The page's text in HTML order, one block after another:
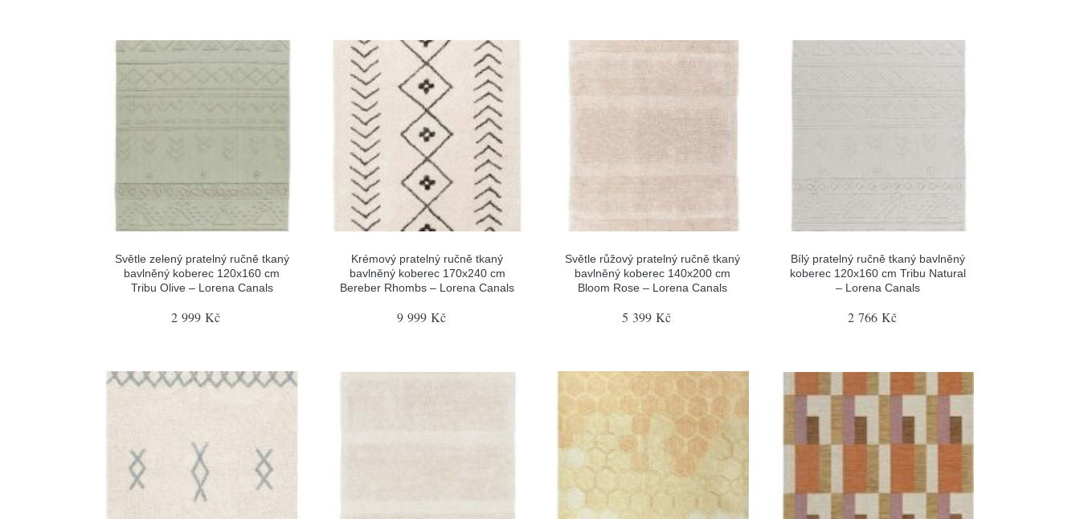
Světle zelený pratelný ručně tkaný
bavlněný koberec 120x160 cm
Tribu Olive – Lorena Canals
2 999 Kč
Krémový pratelný ručně tkaný
bavlněný koberec 170x240 cm
Bereber Rhombs – Lorena Canals
9 999 Kč
Světle růžový pratelný ručně tkaný
bavlněný koberec 140x200 cm
Bloom Rose – Lorena Canals
5 399 Kč
Bílý pratelný ručně tkaný bavlněný
koberec 120x160 cm Tribu Natural
– Lorena Canals
2 766 Kč